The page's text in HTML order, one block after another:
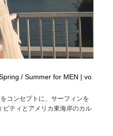
/ Summer for MEN | vo
コンセプトに、サーフィンを
ティとアメリカ東海岸のカル